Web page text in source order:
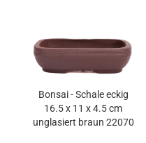
Bonsai - Schale eckig
16.5 x 11 x 4.5 cm
unglasiert braun 22070